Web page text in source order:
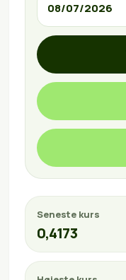
Seneste kurs
0,4173